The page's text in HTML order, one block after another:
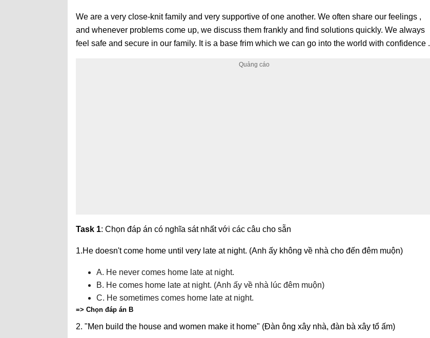
We are a very close-knit family and very supportive of one another. We often share our feelings ,
and whenever problems come up, we discuss them frankly and find solutions quickly. We always
feel safe and secure in our family. It is a base frim which we can go into the world with confidence .
Task 1: Chọn đáp án có nghĩa sát nhất với các câu cho sẵn
1.He doesn't come home until very late at night. (Anh ấy không về nhà cho đến đêm muộn)
A. He never comes home late at night.
B. He comes home late at night. (Anh ấy về nhà lúc đêm muộn)
C. He sometimes comes home late at night.
=> Chọn đáp án B
2. "Men build the house and women make it home" (Đàn ông xây nhà, đàn bà xây tổ ấm)